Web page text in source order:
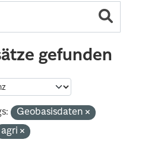
gefunden
Geobasisdaten
agri